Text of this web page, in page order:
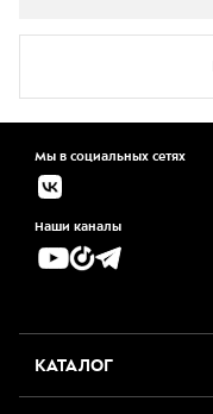
Мы в социальных сетях
Наши каналы
КАТАЛОГ